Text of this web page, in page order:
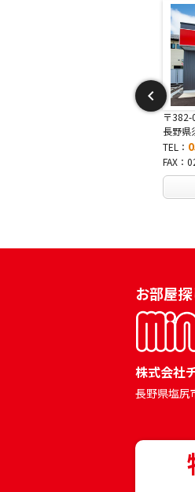
〒
長野
TEL
FAX
お部屋
株式会社
長野県塩